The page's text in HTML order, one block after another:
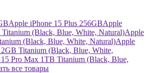
Apple iPhone 15 Plus 256GBApple
(Black, Blue, White, Natural)Apple
(Black, Blue, White, Natural)Apple
Titanium (Black, Blue, White,
Pro Max 1TB Titanium (Black, Blue,
все товары